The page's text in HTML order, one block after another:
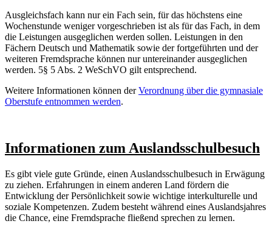
Ausgleichsfach kann nur ein Fach sein, für das höchstens eine
Wochenstunde weniger vorgeschrieben ist als für das Fach, in dem
die Leistungen ausgeglichen werden sollen. Leistungen in den
Fächern Deutsch und Mathematik sowie der fortgeführten und der
weiteren Fremdsprache können nur untereinander ausgeglichen
werden. 5§ 5 Abs. 2 WeSchVO gilt entsprechend.
Weitere Informationen können derVerordnung über die gymnasiale
Oberstufe entnommen werden.
Informationen zum Auslandsschulbesuch
Es gibt viele gute Gründe, einen Auslandsschulbesuch in Erwägung
zu ziehen. Erfahrungen in einem anderen Land fördern die
Entwicklung der Persönlichkeit sowie wichtige interkulturelle und
soziale Kompetenzen. Zudem besteht während eines Auslandsjahres
die Chance, eine Fremdsprache fließend sprechen zu lernen.